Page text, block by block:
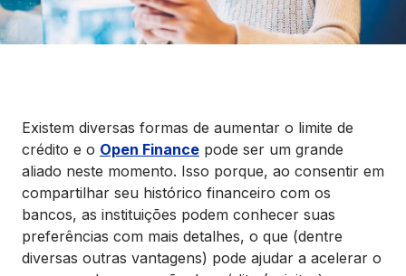
Existem diversas formas de aumentar o limite de
crédito e o Open Finance pode ser um grande
aliado neste momento. Isso porque, ao consentir em
compartilhar seu histórico financeiro com os
bancos, as instituições podem conhecer suas
preferências com mais detalhes, o que (dentre
diversas outras vantagens) pode ajudar a acelerar o